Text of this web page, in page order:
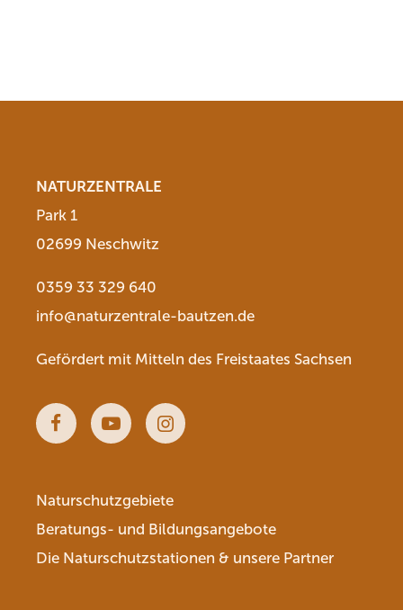
NATURZENTRALE
Park 1
02699 Neschwitz
0359 33 329 640
info@naturzentrale-bautzen.de
Gefördert mit Mitteln des Freistaates Sachsen
FacebookYoutubeInstagram
Naturschutzgebiete
Beratungs- und Bildungsangebote
Die Naturschutzstationen & unsere Partner